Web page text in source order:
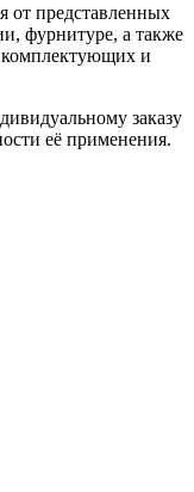
от представленных
фурнитуре, а также
комплектующих и
заказу
её применения.